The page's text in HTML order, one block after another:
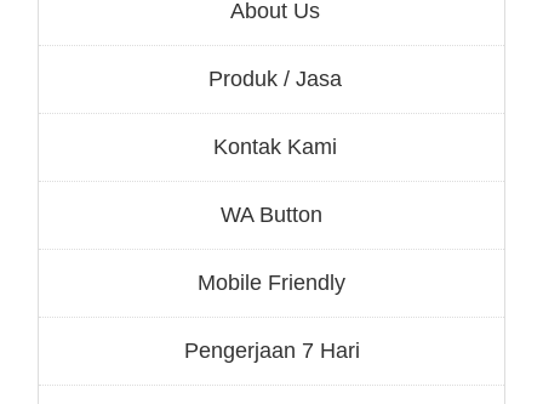
About Us
Produk / Jasa
Kontak Kami
WA Button
Mobile Friendly
Pengerjaan 7 Hari